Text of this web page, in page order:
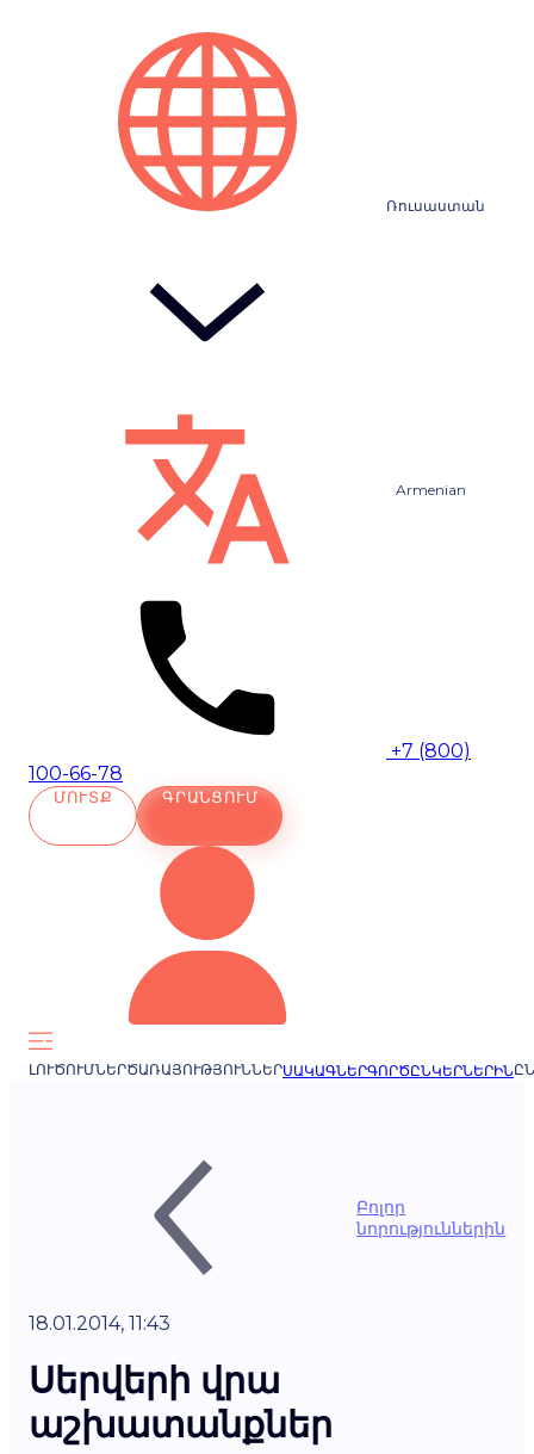
Ռուսաստան
Armenian
+7 (800)
100-66-78
ՄՈՒՏՔ ԳՐԱՆՑՈՒՄ
ԼՈՒԾՈՒՄՆԵՐԾԱՌԱՅՈՒԹՅՈՒՆՆԵՐՍԱԿԱԳՆԵՐԳՈՐԾԸՆԿԵՐՆԵՐԻՆ
Բոլոր
նորություններին
18.01.2014, 11:43
Սերվերի վրա
աշխատանքներ